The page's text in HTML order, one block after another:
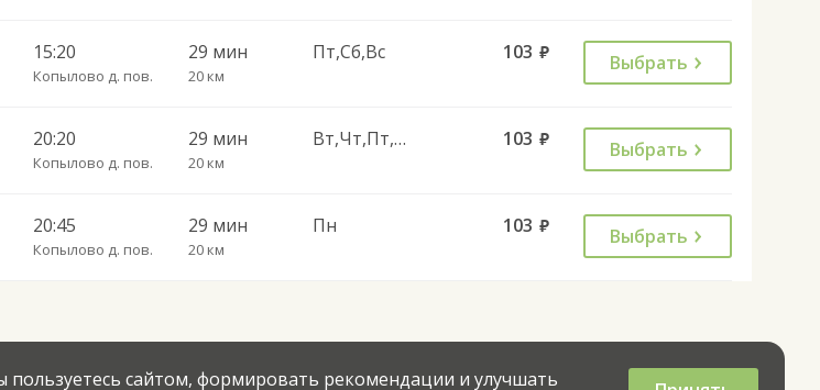
15:20
Копылово д. пов.
29 мин
20 км
Пт,Сб,Вс 103 руб. Выбрать
20:20
Копылово д. пов.
29 мин
20 км
Вт,Чт,Пт,Вс 103 руб. Выбрать
20:45
Копылово д. пов.
29 мин
20 км
Пн 103 руб. Выбрать
сайтом, формировать рекомендации и улучшать